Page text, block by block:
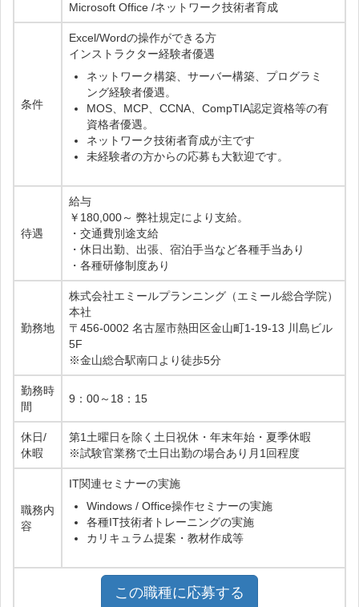
Microsoft Office /ネットワーク技術者育成
条件
Excel/Wordの操作ができる方
インストラクター経験者優遇
ネットワーク構築、サーバー構築、プログラミ
ング経験者優遇。
MOS、MCP、CCNA、CompTIA認定資格等の有
資格者優遇。
ネットワーク技術者育成が主です
未経験者の方からの応募も大歓迎です。
待遇
給与
￥180,000～ 弊社規定により支給。
・交通費別途支給
・休日出勤、出張、宿泊手当など各種手当あり
・各種研修制度あり
勤務地
株式会社エミールプランニング（エミール総合学院）
本社
〒456-0002 名古屋市熱田区金山町1-19-13 川島ビル
5F
※金山総合駅南口より徒歩5分
勤務時
間
9：00～18：15
休日/
休暇
第1土曜日を除く土日祝休・年末年始・夏季休暇
※試験官業務で土日出勤の場合あり月1回程度
職務内
容
IT関連セミナーの実施
Windows / Office操作セミナーの実施
各種IT技術者トレーニングの実施
カリキュラム提案・教材作成等
この職種に応募する